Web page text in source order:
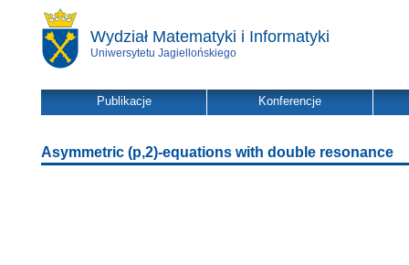
Wydział Matematyki i Informatyki
Uniwersytetu Jagiellońskiego
Publikacje Konferencje
Asymmetric (p,2)-equations with double resonance